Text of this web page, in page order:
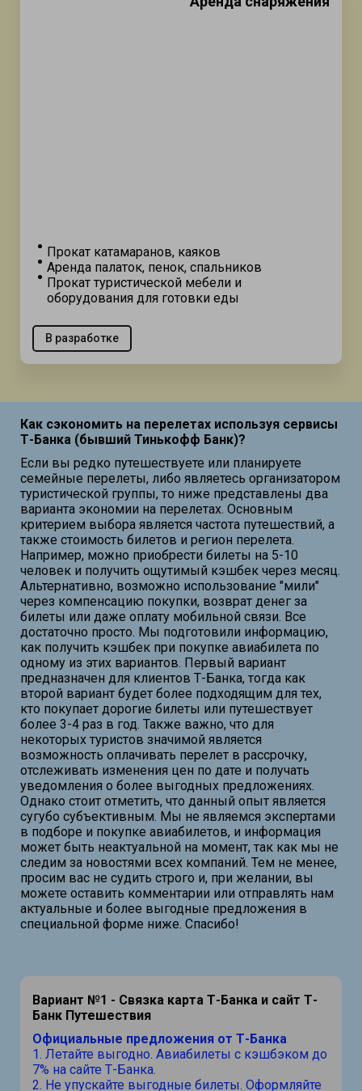
Прокат катамаранов, каяков
Аренда палаток, пенок, спальников
Прокат туристической мебели и
оборудования для готовки еды
В разработке
Как сэкономить на перелетах используя сервисы
Т-Банка (бывший Тинькофф Банк)?
Если вы редко путешествуете или планируете
семейные перелеты, либо являетесь организатором
туристической группы, то ниже представлены два
варианта экономии на перелетах. Основным
критерием выбора является частота путешествий, а
также стоимость билетов и регион перелета.
Например, можно приобрести билеты на 5-10
человек и получить ощутимый кэшбек через месяц.
Альтернативно, возможно использование "мили"
через компенсацию покупки, возврат денег за
билеты или даже оплату мобильной связи. Все
достаточно просто. Мы подготовили информацию,
как получить кэшбек при покупке авиабилета по
одному из этих вариантов. Первый вариант
предназначен для клиентов Т-Банка, тогда как
второй вариант будет более подходящим для тех,
кто покупает дорогие билеты или путешествует
более 3-4 раз в год. Также важно, что для
некоторых туристов значимой является
возможность оплачивать перелет в рассрочку,
отслеживать изменения цен по дате и получать
уведомления о более выгодных предложениях.
Однако стоит отметить, что данный опыт является
сугубо субъективным. Мы не являемся экспертами
в подборе и покупке авиабилетов, и информация
может быть неактуальной на момент, так как мы не
следим за новостями всех компаний. Тем не менее,
просим вас не судить строго и, при желании, вы
можете оставить комментарии или отправлять нам
актуальные и более выгодные предложения в
специальной форме ниже. Спасибо!
Вариант №1 - Связка карта Т-Банка и сайт Т-
Банк Путешествия
Официальные предложения от Т-Банка
1. Летайте выгодно. Авиабилеты с кэшбэком до
7% на сайте Т-Банка.
2. Не упускайте выгодные билеты. Оформляйте